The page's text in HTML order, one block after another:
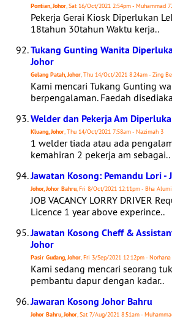
Pontian, Johor, Sat 16/Oct/2021 2:54pm - Muhammad
Pekerja Gerai Kiosk Diperlukan
18tahun 30tahun Waktu kerja..
Tukang Gunting Wanita
Johor
Gelang Patah, Johor, Thu 14/Oct/2021 8:24am - Zing
Kami mencari Tukang Gunting
berpengalaman. Faedah
Welder dan Pekerja Am
Kluang, Johor, Thu 14/Oct/2021 7:58am - Nazimah 3
1 welder tiada atau ada
kemahiran 2 pekerja am sebagai..
Jawatan Kosong: Pemandu Lori -
Johor, Johor Bahru, Fri 8/Oct/2021 12:11pm - Bha
JOB VACANCY LORRY DRIVER
Licence 1 year above experince..
Jawatan Kosong Cheff &
Johor
Pasir Gudang, Johor, Fri 3/Sep/2021 12:12pm -
Kami sedang mencari seorang
pembantu dapur dengan kadar..
Jawaran Kosong Johor Bahru
Johor Bahru, Johor, Sat 7/Aug/2021 8:51am -